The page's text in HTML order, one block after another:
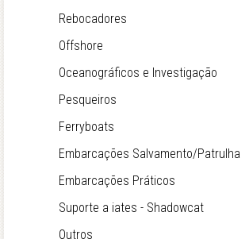
Rebocadores
Offshore
Oceanográficos e Investigação
Pesqueiros
Ferryboats
Embarcações Salvamento/Patrulha
Embarcações Práticos
Suporte a iates - Shadowcat
Outros